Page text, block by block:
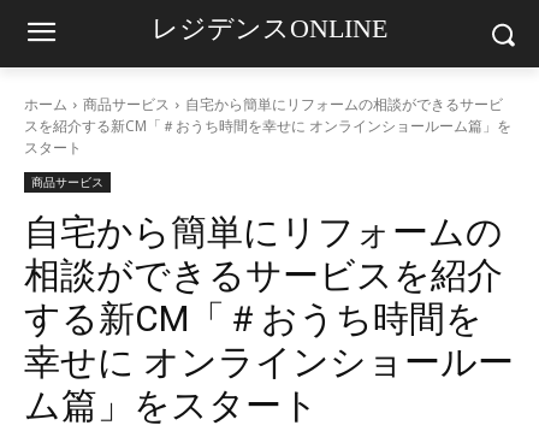
レジデンスONLINE
ホーム 商品サービス
自宅から簡単にリフォームの相談ができるサービ
スを紹介する新CM「＃おうち時間を幸せに オンラインショールーム篇」を
スタート
商品サービス
自宅から簡単にリフォームの
相談ができるサービスを紹介
する新CM「＃おうち時間を
幸せに オンラインショールー
ム篇」をスタート